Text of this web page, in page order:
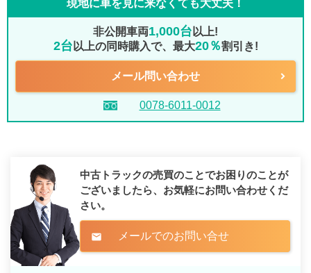
現地に車を見に来なくても大丈夫！
非公開車両1,000台 以上!
2台 以上の同時購入で、最大20％割引き!
メール問い合わせ
0078-6011-0012
中古トラックの売買のことでお困りのことが
ございましたら、 お気軽にお問い合わせくだ
さい。
mail メールでのお問い合せ